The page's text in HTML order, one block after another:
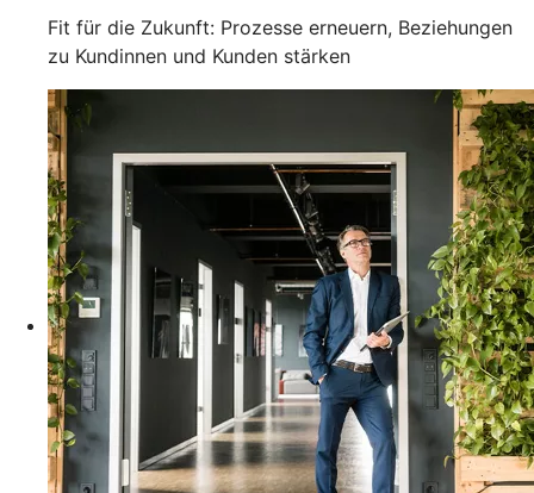
Fit für die Zukunft: Prozesse erneuern, Beziehungen
zu Kundinnen und Kunden stärken